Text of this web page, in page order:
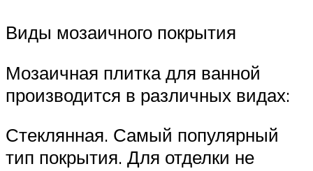
Виды мозаичного покрытия
Мозаичная плитка для ванной
производится в различных видах:
Стеклянная. Самый популярный
тип покрытия. Для отделки не